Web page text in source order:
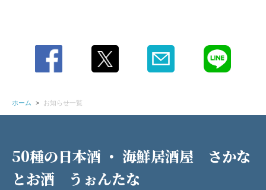
ホーム お知らせ一覧
50種の日本酒 ・ 海鮮居酒屋 さかな
とお酒 うぉんたな